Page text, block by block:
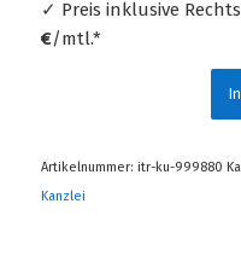
✓ Preis inklusive
€/mtl.*
Artikelnummer: itr-ku-999880
Kanzlei